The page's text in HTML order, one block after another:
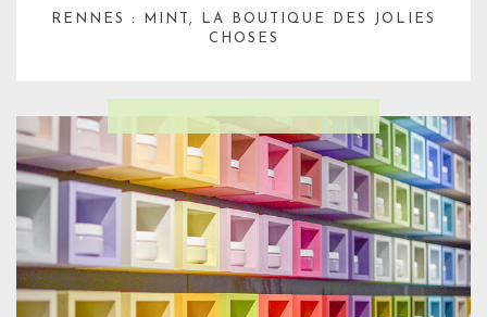
RENNES : MINT, LA BOUTIQUE DES JOLIES
CHOSES